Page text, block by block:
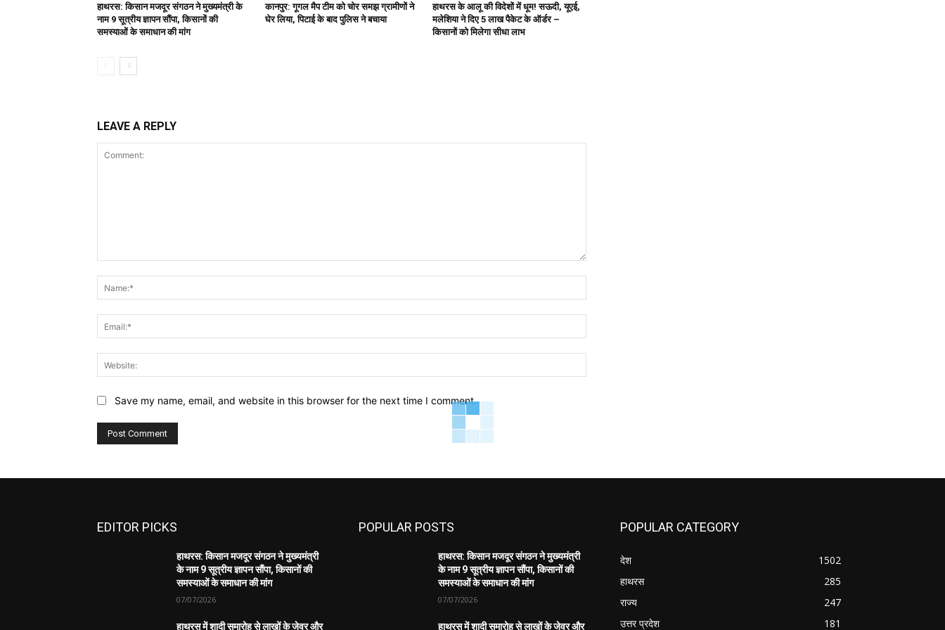
हाथरस: किसान मजदूर संगठन ने मुख्यमंत्री के
नाम 9 सूत्रीय ज्ञापन सौंपा, किसानों की
समस्याओं के समाधान की मांग
कानपुर: गूगल मैप टीम को चोर समझ ग्रामीणों ने
घेर लिया, पिटाई के बाद पुलिस ने बचाया
हाथरस के आलू की विदेशों में धूम! सऊदी, यूएई,
मलेशिया ने दिए 5 लाख पैकेट के ऑर्डर –
किसानों को मिलेगा सीधा लाभ
LEAVE A REPLY
Save my name, email, and website in this browser for the next time I comment.
EDITOR PICKS
हाथरस: किसान मजदूर संगठन ने मुख्यमंत्री
के नाम 9 सूत्रीय ज्ञापन सौंपा, किसानों की
समस्याओं के समाधान की मांग
07/07/2026
हाथरस में शादी समारोह से लाखों के जेवर और
POPULAR POSTS
हाथरस: किसान मजदूर संगठन ने मुख्यमंत्री
के नाम 9 सूत्रीय ज्ञापन सौंपा, किसानों की
समस्याओं के समाधान की मांग
07/07/2026
हाथरस में शादी समारोह से लाखों के जेवर और
POPULAR CATEGORY
देश
1502
हाथरस
285
राज्य
247
उत्तर प्रदेश
181